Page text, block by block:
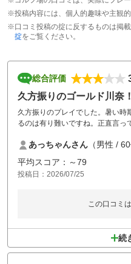
※投稿内容には、個人的趣味や主観
※口コミ投稿の掟に反するものは掲載
掟をご覧ください。
総合評価
久方振りのゴールド川奈！
久方振りのプレイでした。暑い時
るのは有り難いですね。正直言っ
ンカツは正直、冷凍食品では食
ます。
あっちゃんさん （男性 / 60
平均スコア：～79
投稿日：2026/07/25
この口コミ
続